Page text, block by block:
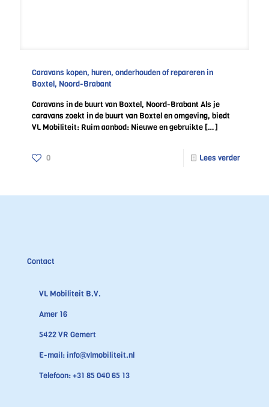
Caravans kopen, huren, onderhouden of repareren in
Boxtel, Noord-Brabant
Caravans in de buurt van Boxtel, Noord-Brabant Als je
caravans zoekt in de buurt van Boxtel en omgeving, biedt
VL Mobiliteit: Ruim aanbod: Nieuwe en gebruikte […]
0 Lees verder
Contact
VL Mobiliteit B.V.
Amer 16
5422 VR Gemert
E-mail:info@vlmobiliteit.nl
Telefoon:+31 85 040 65 13